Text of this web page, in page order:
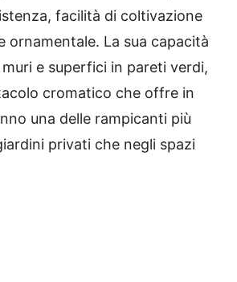
facilità di coltivazione
ornamentale. La sua capacità
e superfici in pareti verdi,
cromatico che offre in
una delle rampicanti più
privati che negli spazi